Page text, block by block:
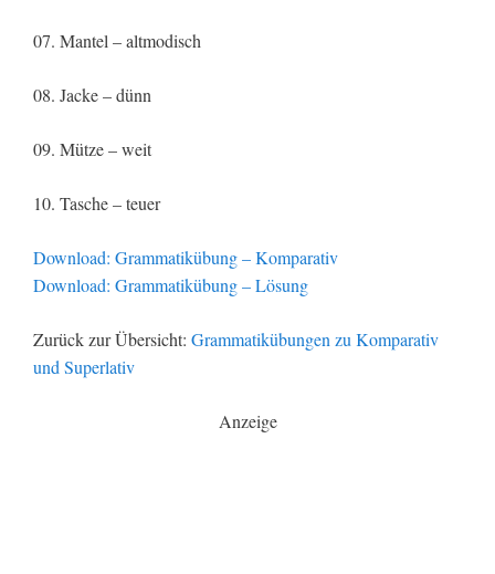
07. Mantel – altmodisch
08. Jacke – dünn
09. Mütze – weit
10. Tasche – teuer
Download: Grammatikübung – Komparativ
Download: Grammatikübung – Lösung
Zurück zur Übersicht: Grammatikübungen zu Komparativ
und Superlativ
Anzeige